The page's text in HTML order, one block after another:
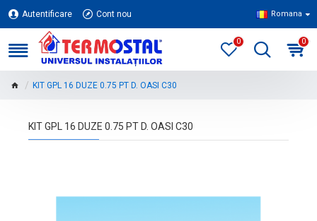
Autentificare Cont nou Romana
0 0
KIT GPL 16 DUZE 0.75 PT D. OASI C30
KIT GPL 16 DUZE 0.75 PT D. OASI C30